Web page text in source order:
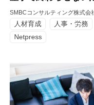
SMBCコンサルティング株式会
人材育成 人事・労務
Netpress